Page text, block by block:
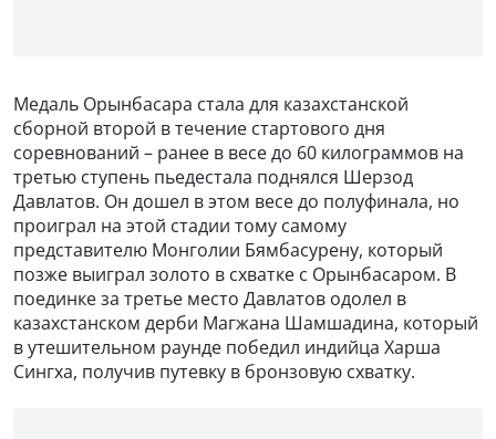
Медаль Орынбасара стала для казахстанской
сборной второй в течение стартового дня
соревнований – ранее в весе до 60 килограммов на
третью ступень пьедестала поднялся Шерзод
Давлатов. Он дошел в этом весе до полуфинала, но
проиграл на этой стадии тому самому
представителю Монголии Бямбасурену, который
позже выиграл золото в схватке с Орынбасаром. В
поединке за третье место Давлатов одолел в
казахстанском дерби Магжана Шамшадина, который
в утешительном раунде победил индийца Харша
Сингха, получив путевку в бронзовую схватку.